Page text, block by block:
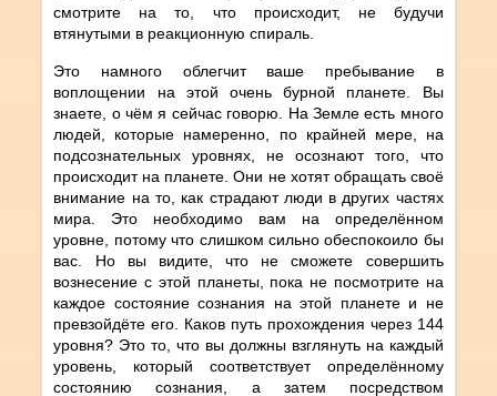
смотрите на то, что происходит, не будучи
втянутыми в реакционную спираль.
Это намного облегчит ваше пребывание в
воплощении на этой очень бурной планете. Вы
знаете, о чём я сейчас говорю. На Земле есть много
людей, которые намеренно, по крайней мере, на
подсознательных уровнях, не осознают того, что
происходит на планете. Они не хотят обращать своё
внимание на то, как страдают люди в других частях
мира. Это необходимо вам на определённом
уровне, потому что слишком сильно обеспокоило бы
вас. Но вы видите, что не сможете совершить
вознесение с этой планеты, пока не посмотрите на
каждое состояние сознания на этой планете и не
превзойдёте его. Каков путь прохождения через 144
уровня? Это то, что вы должны взглянуть на каждый
уровень, который соответствует определённому
состоянию сознания, а затем посредством